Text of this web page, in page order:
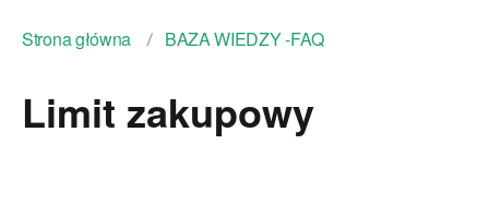
Strona główna BAZA WIEDZY -FAQ
Limit zakupowy